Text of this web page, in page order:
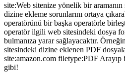
site:Web sitenize yönelik bir aramanın
dizine ekleme sorunlarını ortaya
operatörünü bir başka operatörle
operatör ilgili web sitesindeki dosya
bulmanıza yarar sağlayacaktır.
sitesindeki dizine eklenen PDF
site:amazon.com filetype:PDF Arayıp
gibi!